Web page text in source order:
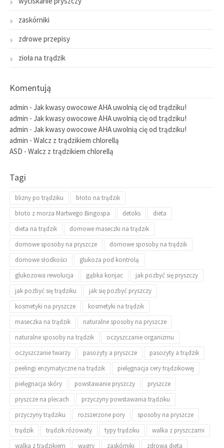
zaskórniki
zdrowe przepisy
zioła na trądzik
Komentują
admin - Jak kwasy owocowe AHA uwolnią cię od trądziku!
admin - Jak kwasy owocowe AHA uwolnią cię od trądziku!
admin - Jak kwasy owocowe AHA uwolnią cię od trądziku!
admin - Walcz z trądzikiem chlorellą
ASD - Walcz z trądzikiem chlorellą
Tagi
blizny po trądziku
błoto na trądzik
błoto z morza Martwego Bingospa
detoks
dieta
dieta na trądzik
domowe maseczki na trądzik
domowe sposoby na pryszcze
domowe sposoby na trądzik
domowe słodkości
glukoza pod kontrolą
glukozowa rewolucja
gąbka konjac
jak pozbyć się pryszczy
jak pozbyć się trądziku
jak się pozbyć pryszczy
kosmetyki na pryszcze
kosmetyki na trądzik
maseczka na trądzik
naturalne sposoby na pryszcze
naturalne sposoby na trądzik
oczyszczanie organizmu
oczyszczanie twarzy
pasożyty a pryszcze
pasożyty a trądzik
peelingi enzymatyczne na trądzik
pielęgnacja cery trądzikowej
pielęgnacja skóry
powstawanie pryszczy
pryszcze
pryszcze na plecach
przyczyny powstawania trądziku
przyczyny trądziku
rozszerzone pory
sposoby na pryszcze
trądzik
trądzik różowaty typy trądziku
walka z pryszczami
walka z trądzikiem
wągry zaskórniki zdrowa dieta